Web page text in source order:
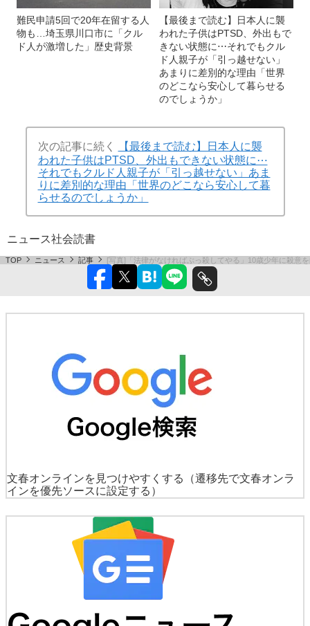
難民申請5回で20年在留する人
物も…埼玉県川口市に「クル
ド人が激増した」歴史背景
【最後まで読む】日本人に襲
われた子供はPTSD、外出もで
きない状態に⋯それでもクル
ド人親子が「引っ越せない」
あまりに差別的な理由「世界
のどこなら安心して暮らせる
のでしょうか」
次の記事に続く
【最後まで読む】日本人に襲
われた子供はPTSD、外出もできない状態に⋯
それでもクルド人親子が「引っ越せない」あま
りに差別的な理由「世界のどこなら安心して暮
らせるのでしょうか」
ニュース社会読書
TOP ニュース 記事 [写真]「法律がなければぶっ殺してやる」10歳少年に殺意
文春オンラインを見つけやすくする
（遷移先で文春オンラ
インを優先ソースに設定する）